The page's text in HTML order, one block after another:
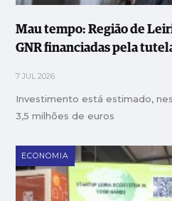
Mau tempo: Região de
GNR financiadas pela
7 JUL 2026
Investimento está estimado,
3,5 milhões de euros
ECONOMIA